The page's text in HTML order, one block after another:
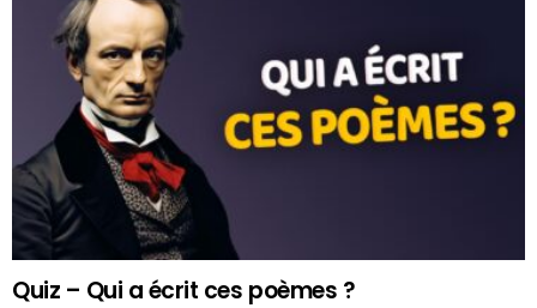
Quiz – Qui a écrit ces poèmes ?